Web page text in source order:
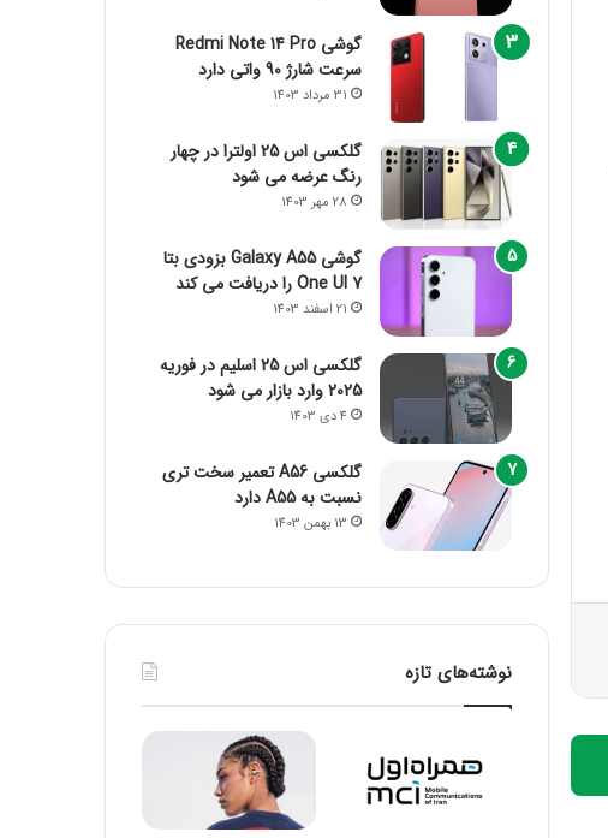
گوشی Redmi Note 14 Pro
سرعت شارژ 90 واتی دارد
31 مرداد 1403
گلکسی اس 25 اولترا در چهار
رنگ عرضه می شود
28 مهر 1403
گوشی Galaxy A55 بزودی بتا
One UI 7 را دریافت می کند
21 اسفند 1403
گلکسی اس 25 اسلیم در فوریه
2025 وارد بازار می شود
4 دی 1403
گلکسی A56 تعمیر سخت تری
نسبت به A55 دارد
13 بهمن 1403
نوشته‌های تازه